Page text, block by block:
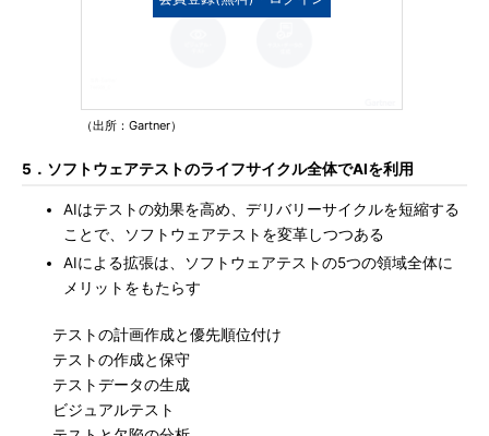
（出所：Gartner）
5．ソフトウェアテストのライフサイクル全体でAIを利用
AIはテストの効果を高め、デリバリーサイクルを短縮する
ことで、ソフトウェアテストを変革しつつある
AIによる拡張は、ソフトウェアテストの5つの領域全体に
メリットをもたらす
テストの計画作成と優先順位付け
テストの作成と保守
テストデータの生成
ビジュアルテスト